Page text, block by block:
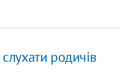
родичів